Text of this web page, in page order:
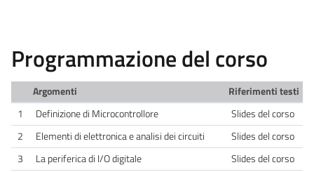
Programmazione del corso
Argomenti
Riferimenti testi
1
Definizione di Microcontrollore
Slides del corso
2
Elementi di elettronica e analisi dei circuiti
Slides del corso
3
La periferica di I/O digitale
Slides del corso